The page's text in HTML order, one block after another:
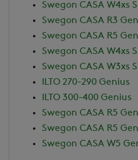
Swegon CASA W4xs
Swegon CASA R3
Swegon CASA R5
Swegon CASA W4xs
Swegon CASA W3xs
ILTO 270-290 Genius
ILTO 300-400 Genius
Swegon CASA R5
Swegon CASA R5
Swegon CASA W5